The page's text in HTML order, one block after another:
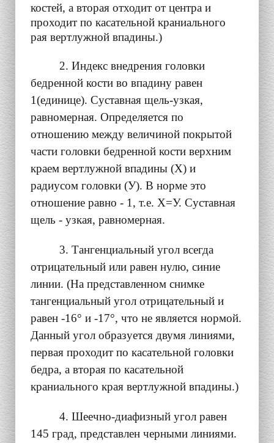
костей, а вторая отходит от центра и
проходит по касательной краниального
рая вертлужной впадины.)
2. Индекс внедрения головки
бедренной кости во впадину равен
1(единице). Суставная щель-узкая,
равномерная. Определяется по
отношению между величиной покрытой
части головки бедренной кости верхним
краем вертлужной впадины (Х) и
радиусом головки (У). В норме это
отношение равно - 1, т.е. Х=У. Суставная
щель - узкая, равномерная.
3. Тангенциальный угол всегда
отрицательный или равен нулю, синие
линии. (На представленном снимке
тангенциальный угол отрицательный и
равен -16° и -17°, что не является нормой.
Данный угол образуется двумя линиями,
первая проходит по касательной головки
бедра, а вторая по касательной
краниального края вертлужной впадины.)
4. Шеечно-диафизный угол равен
145 град, представлен черными линиями.